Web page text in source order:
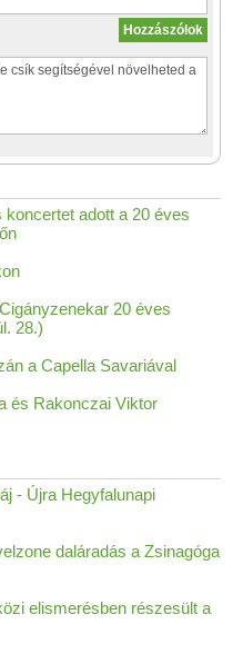
adott a 20 éves
20 éves
28.)
a Capella Savariával
és Rakonczai Viktor
- Újra Hegyfalunapi
daláradás a Zsinagóga
elismerésben részesült a